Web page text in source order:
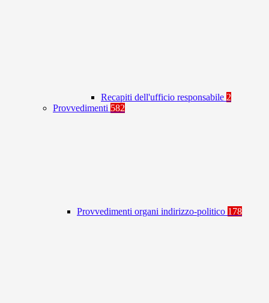
Recapiti dell'ufficio responsabile 2
Provvedimenti 582
Provvedimenti organi indirizzo-politico 178